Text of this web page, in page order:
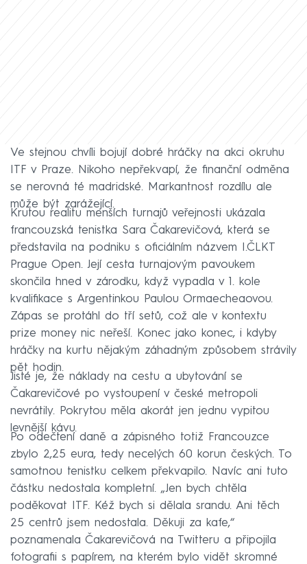
Ve stejnou chvíli bojují dobré hráčky na akci okruhu
ITF v Praze. Nikoho nepřekvapí, že finanční odměna
se nerovná té madridské. Markantnost rozdílu ale
může být zarážející.
Krutou realitu menších turnajů veřejnosti ukázala
francouzská tenistka Sara Čakarevičová, která se
představila na podniku s oficiálním názvem I.ČLKT
Prague Open. Její cesta turnajovým pavoukem
skončila hned v zárodku, když vypadla v 1. kole
kvalifikace s Argentinkou Paulou Ormaecheaovou.
Zápas se protáhl do tří setů, což ale v kontextu
prize money nic neřeší. Konec jako konec, i kdyby
hráčky na kurtu nějakým záhadným způsobem strávily
pět hodin.
Jisté je, že náklady na cestu a ubytování se
Čakarevičové po vystoupení v české metropoli
nevrátily. Pokrytou měla akorát jen jednu vypitou
levnější kávu.
Po odečtení daně a zápisného totiž Francouzce
zbylo 2,25 eura, tedy necelých 60 korun českých. To
samotnou tenistku celkem překvapilo. Navíc ani tuto
částku nedostala kompletní. „Jen bych chtěla
poděkovat ITF. Kéž bych si dělala srandu. Ani těch
25 centrů jsem nedostala. Děkuji za kafe,“
poznamenala Čakarevičová na Twitteru a připojila
fotografii s papírem, na kterém bylo vidět skromné